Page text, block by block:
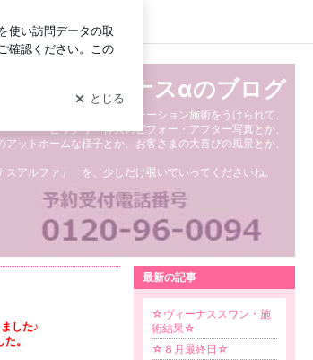
ログイン
サロン マイナスαのブログ
ビーナススワンやキャビテーション施術をうけられて、
ビックリ・仰天のビフォー・アフター写真とか、
アットホームな様子とか、お客さまの大喜びの風景とか、
アルファ」 を、少しだけ覗いていってくださいね。
した♪
。
最新の記事
☆ヴィーナススワン・施
術結果☆
☆８月最終日☆